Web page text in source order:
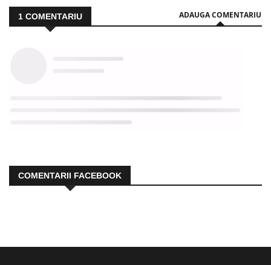
1 COMENTARIU ADAUGA COMENTARIU
COMENTARII FACEBOOK